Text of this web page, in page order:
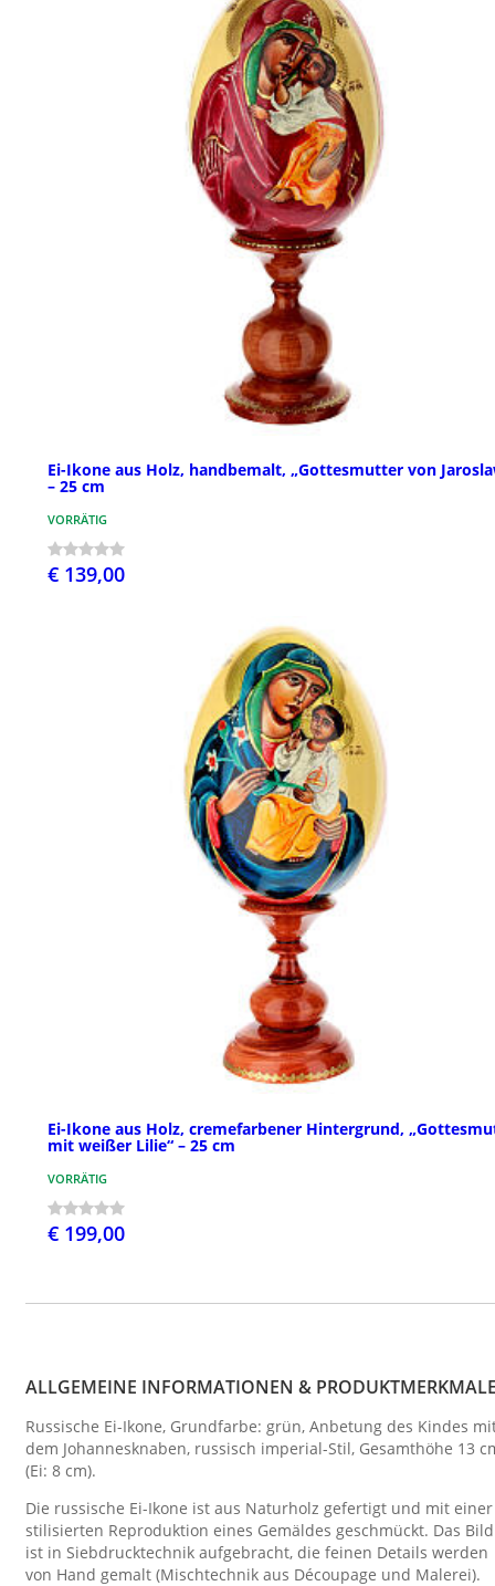
Ei-Ikone aus Holz, handbemalt, „Gottesmutter von
– 25 cm
VORRÄTIG
€ 139,00
Ei-Ikone aus Holz, cremefarbener Hintergrund,
mit weißer Lilie“ – 25 cm
VORRÄTIG
€ 199,00
ALLGEMEINE INFORMATIONEN &
Russische Ei-Ikone, Grundfarbe: grün, Anbetung des Kindes
dem Johannesknaben, russisch imperial-Stil, Gesamthöhe 13
(Ei: 8 cm).
Die russische Ei-Ikone ist aus Naturholz gefertigt und mit einer
stilisierten Reproduktion eines Gemäldes geschmückt. Das Bild
ist in Siebdrucktechnik aufgebracht, die feinen Details werden
von Hand gemalt (Mischtechnik aus Découpage und Malerei).